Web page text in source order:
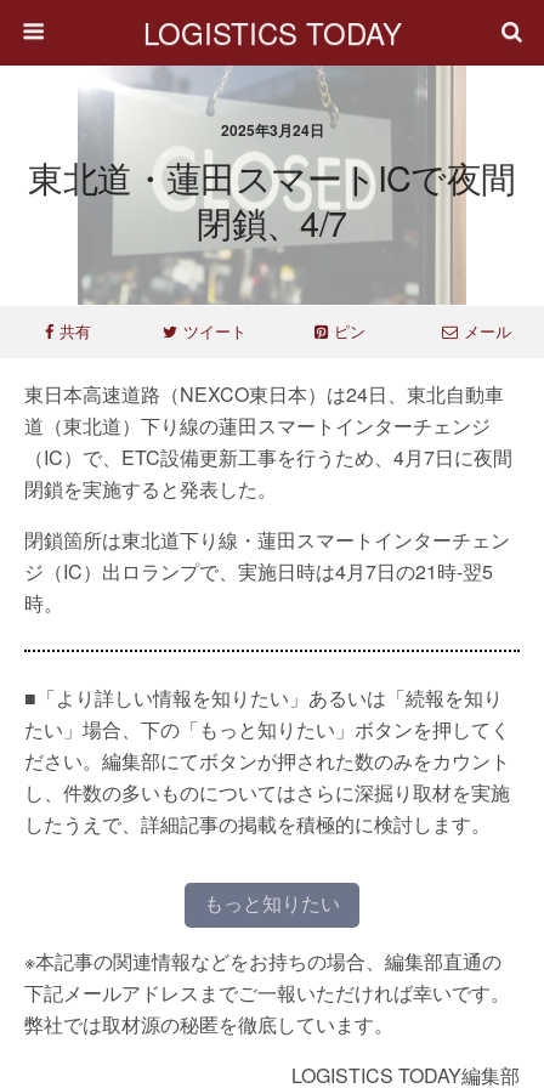
LOGISTICS TODAY
2025年3月24日
東北道・蓮田スマートICで夜間
閉鎖、4/7
共有 ツイート ピン メール
東日本高速道路（NEXCO東日本）は24日、東北自動車
道（東北道）下り線の蓮田スマートインターチェンジ
（IC）で、ETC設備更新工事を行うため、4月7日に夜間
閉鎖を実施すると発表した。
閉鎖箇所は東北道下り線・蓮田スマートインターチェン
ジ（IC）出ロランプで、実施日時は4月7日の21時-翌5
時。
■「より詳しい情報を知りたい」あるいは「続報を知り
たい」場合、下の「もっと知りたい」ボタンを押してく
ださい。編集部にてボタンが押された数のみをカウント
し、件数の多いものについてはさらに深掘り取材を実施
したうえで、詳細記事の掲載を積極的に検討します。
もっと知りたい
※本記事の関連情報などをお持ちの場合、編集部直通の
下記メールアドレスまでご一報いただければ幸いです。
弊社では取材源の秘匿を徹底しています。
LOGISTICS TODAY編集部